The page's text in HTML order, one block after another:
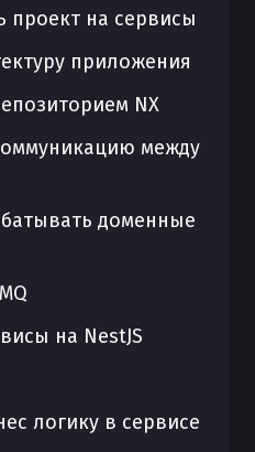
проект на сервисы
приложения
NX
между
доменные
на NestJS
логику в сервисе